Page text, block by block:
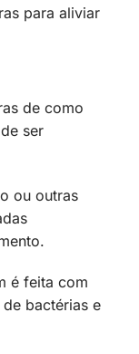
para aliviar
de como
ser
ou outras
é feita com
bactérias e